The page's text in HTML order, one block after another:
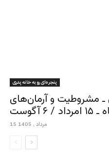
پنجره‌ای رو به خانه پدری
ـ مشروطیت و آرمان‌های
۶ آگوست
15 مرداد , 1405